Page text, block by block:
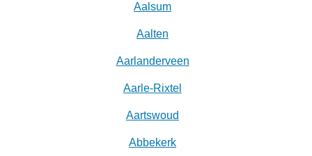
Aalsum
Aalten
Aarlanderveen
Aarle-Rixtel
Aartswoud
Abbekerk